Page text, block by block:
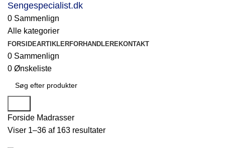
Sengespecialist.dk
0 Sammenlign
Alle kategorier
FORSIDEARTIKLERFORHANDLEREKONTAKT
0 Sammenlign
0 Ønskeliste
Forside Madrasser
Viser 1–36 af 163 resultater